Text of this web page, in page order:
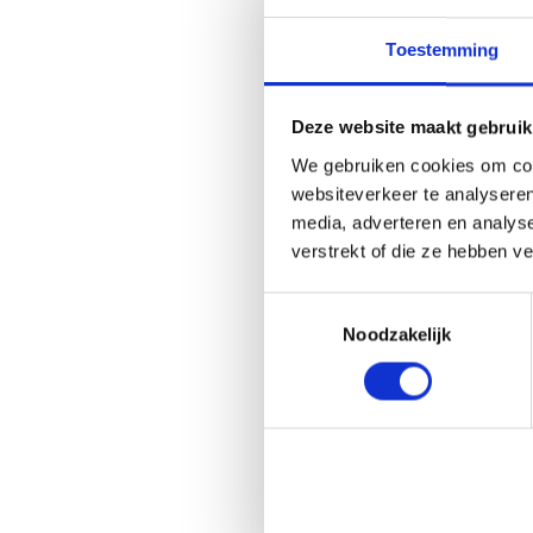
Toestemming
Deze website maakt
We gebruiken cookies om
websiteverkeer te
media, adverteren en
verstrekt of die ze hebben
Noodzakelijk
We